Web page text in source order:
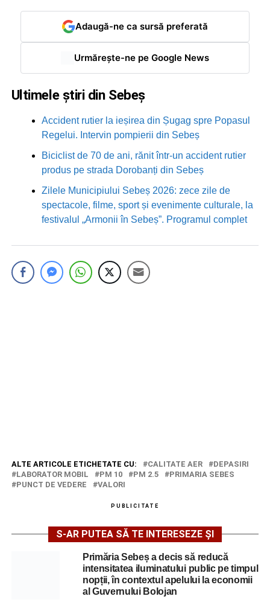
Adaugă-ne ca sursă preferată
Urmărește-ne pe Google News
Ultimele știri din Sebeș
Accident rutier la ieșirea din Șugag spre Popasul
Regelui. Intervin pompierii din Sebeș
Biciclist de 70 de ani, rănit într-un accident rutier
produs pe strada Dorobanți din Sebeș
Zilele Municipiului Sebeș 2026: zece zile de
spectacole, filme, sport și evenimente culturale, la
festivalul „Armonii în Sebeș”. Programul complet
ALTE ARTICOLE ETICHETATE CU: CALITATE AER
DEPASIRI
LABORATOR MOBIL
PM 10 PM 2.5
PRIMARIA SEBES
PUNCT DE VEDERE
VALORI
PUBLICITATE
S-AR PUTEA SĂ TE INTERESEZE ȘI
Primăria Sebeș a decis să reducă
intensitatea iluminatului public pe timpul
nopții, în contextul apelului la economii
al Guvernului Bolojan